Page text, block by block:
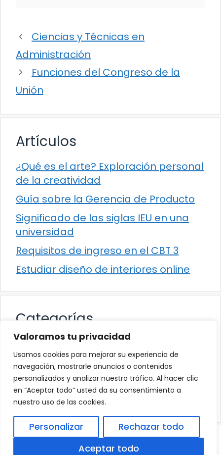
Valoramos tu privacidad
Usamos cookies para mejorar su experiencia de
navegación, mostrarle anuncios o contenidos
personalizados y analizar nuestro tráfico. Al hacer clic
en “Aceptar todo” usted da su consentimiento a
nuestro uso de las cookies.
Personalizar
Rechazar todo
Aceptar todo
Ciencias y Técnicas en
Administración
Funciones del Congreso de la
Unión
Artículos
¿Qué es el arte? Exploración personal
de la creatividad
Guía sobre la Gerencia de Producto
Significado de las siglas IEU en una
universidad
Requisitos de ingreso en el CBT 3
Estudiar diseño de interiores online
Categorías
Cultura
Educación
Eventos
Trabajo
Política de Privacidad Aviso Legal|